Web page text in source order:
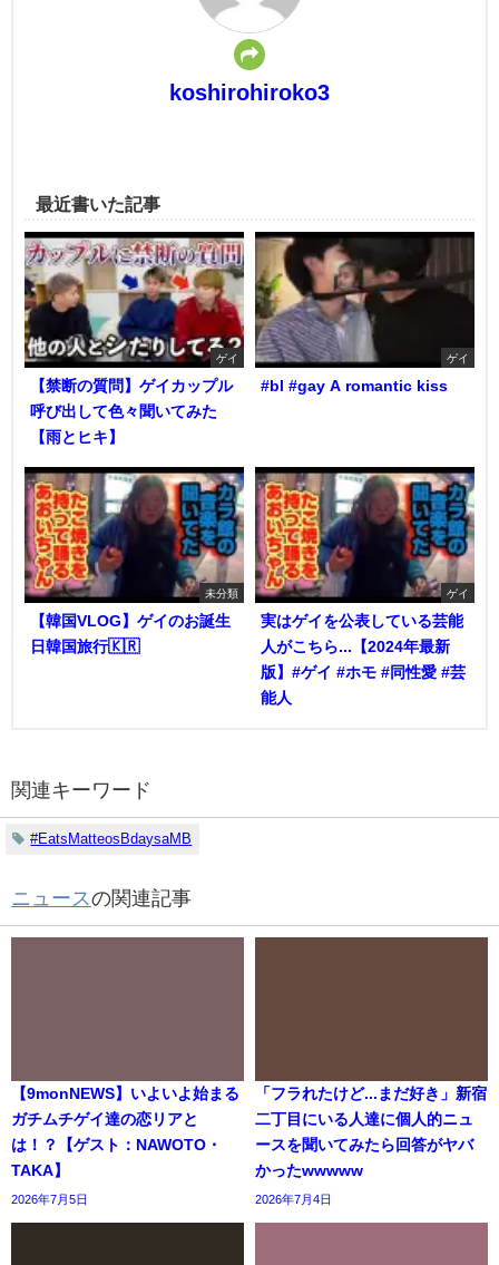
koshirohiroko3
最近書いた記事
ゲイ
【禁断の質問】ゲイカップル
呼び出して色々聞いてみた
【雨とヒキ】
ゲイ
#bl #gay A romantic kiss
未分類
【韓国VLOG】ゲイのお誕生
日韓国旅行🇰🇷
ゲイ
実はゲイを公表している芸能
人がこちら...【2024年最新
版】#ゲイ #ホモ #同性愛 #芸
能人
関連キーワード
#EatsMatteosBdaysaMB
ニュース の関連記事
【9monNEWS】いよいよ始まる
ガチムチゲイ達の恋リアと
は！？【ゲスト：NAWOTO・
TAKA】
2026年7月5日
「フラれたけど...まだ好き」新宿
二丁目にいる人達に個人的ニュ
ースを聞いてみたら回答がヤバ
かったwwwww
2026年7月4日